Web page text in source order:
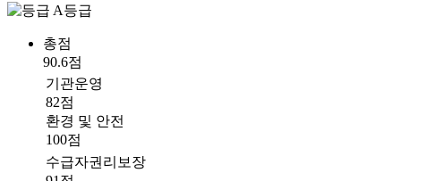
A등급
총점
90.6점
기관운영
82점
환경 및 안전
100점
수급자권리보장